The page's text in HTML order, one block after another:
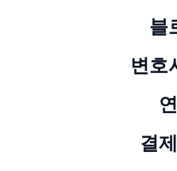
블
변호
결